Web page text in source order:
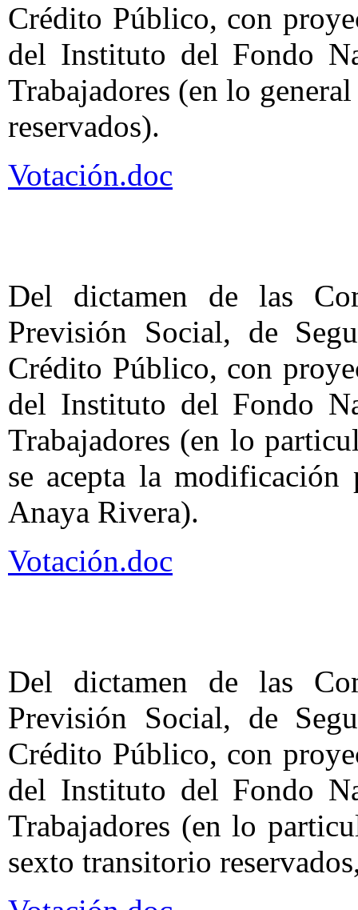
Crédito Público, con
del Instituto del Fondo
Trabajadores (en lo
reservados).
Votación.doc
Del dictamen de las
Previsión Social, de
Crédito Público, con
del Instituto del Fondo
Trabajadores (en lo
se acepta la
Anaya Rivera).
Votación.doc
Del dictamen de las
Previsión Social, de
Crédito Público, con
del Instituto del Fondo
Trabajadores (en lo
sexto transitorio